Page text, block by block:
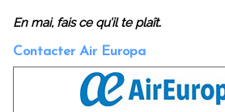
En mai, fais ce qu’il te plaît.
Contacter Air Europa